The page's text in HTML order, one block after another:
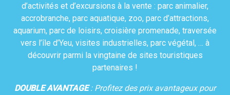
d’activités et d’excursions à la vente : parc animalier,
accrobranche, parc aquatique, zoo, parc d’attractions,
aquarium, parc de loisirs, croisière promenade, traversée
vers l’île d’Yeu, visites industrielles, parc végétal, … à
découvrir parmi la vingtaine de sites touristiques
partenaires !
DOUBLE AVANTAGE: Profitez des prix avantageux pour